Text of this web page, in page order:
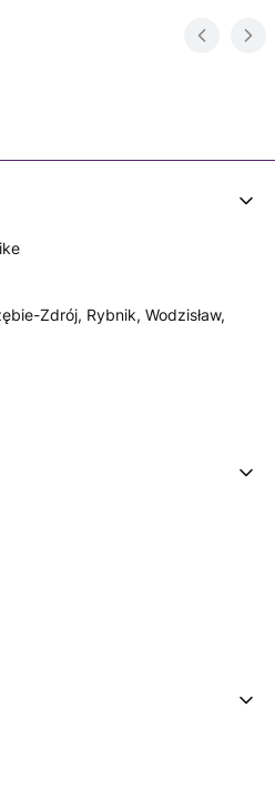
Zdrój, Rybnik, Wodzisław,